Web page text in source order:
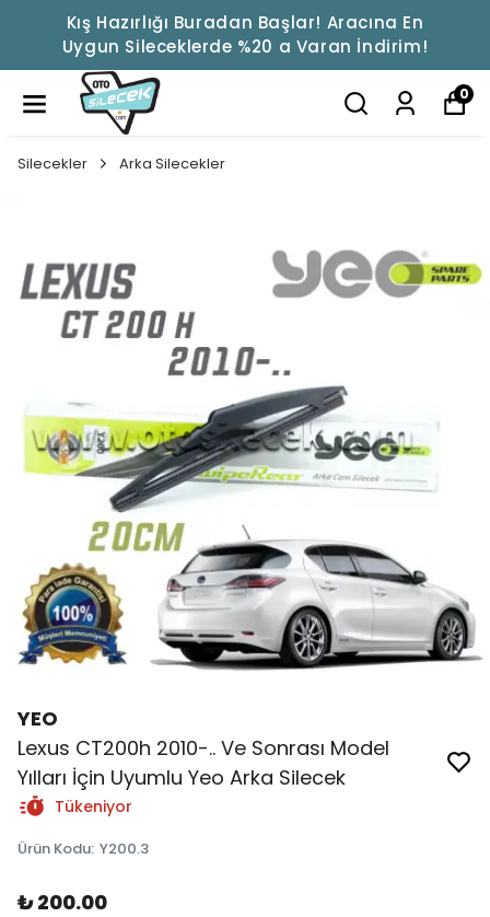
Kış Hazırlığı Buradan Başlar! Aracına En
Uygun Sileceklerde %20 a Varan İndirim!
0
Silecekler Arka Silecekler
YEO
Lexus CT200h 2010-.. Ve Sonrası Model
Yılları İçin Uyumlu Yeo Arka Silecek
Tükeniyor
Ürün Kodu: Y200.3
₺ 200.00